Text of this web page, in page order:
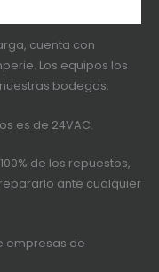
cuenta con
Los equipos los
bodegas.
es de 24VAC.
de los repuestos,
ante cualquier
empresas de